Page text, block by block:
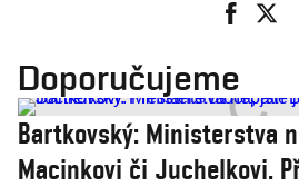
Doporučujeme
Bartkovský: Ministerstva
Macinkovi či Juchelkovi.